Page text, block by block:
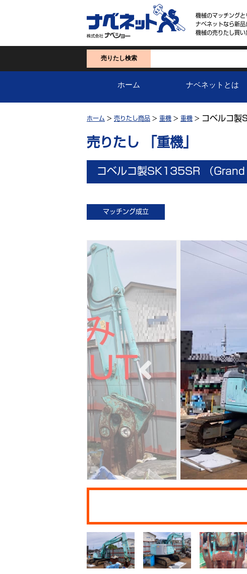
機械のマッチング
ナベネットなら新品
機械の売りたし買い
売りたし検索
ホーム ナベネットとは
ホーム > 売りたし商品 > 重機 > 重機 > コベルコ
売りたし 「重機」
コベルコ製SK135SR （Grand
マッチング成立